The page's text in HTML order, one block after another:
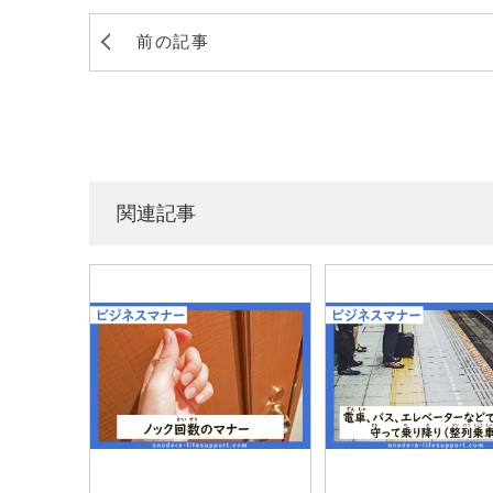
前の記事
関連記事